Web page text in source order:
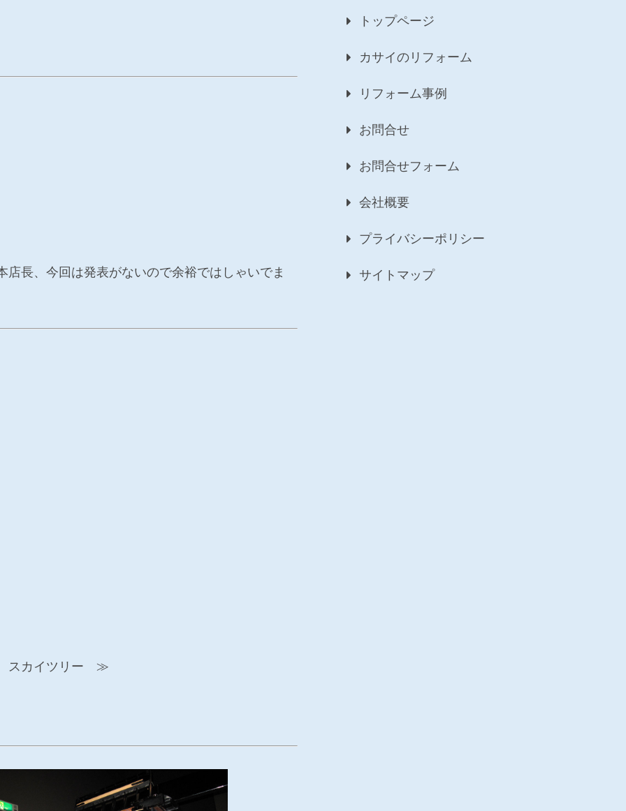
店長、今回は発表がないので余裕ではしゃいでま
カイツリー ≫
トップページ
カサイのリフォーム
リフォーム事例
お問合せ
お問合せフォーム
会社概要
プライバシーポリシー
サイトマップ